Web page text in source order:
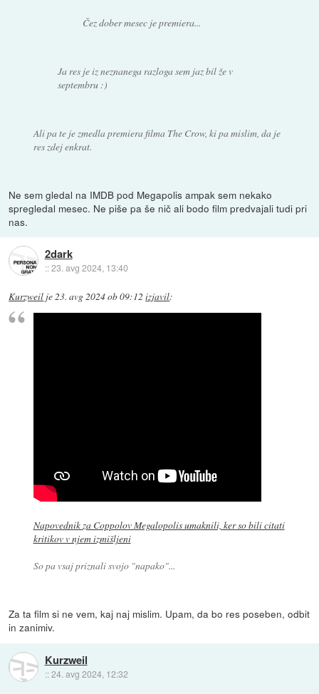
Čez dober mesec je premiera...
Ja res je iz neznanega razloga sem jaz bil že v
septembru :)
Ali pa te je zmedla premiera filma The Crow, ki pa mislim, da je
res zdej enkrat.
Ne sem gledal na IMDB pod Megapolis ampak sem nekako
spregledal mesec. Ne piše pa še nič ali bodo film predvajali tudi pri
nas.
2dark
::23. avg 2024, 13:40
Kurzweil je23. avg 2024 ob 09:12 izjavil:
Napovednik za Coppolov Megalopolis umaknili, ker so bili citati
kritikov v njem izmišljeni
So pa vsaj priznali svojo "napako"...
Za ta film si ne vem, kaj naj mislim. Upam, da bo res poseben, odbit
in zanimiv.
Kurzweil
::24. avg 2024, 12:32